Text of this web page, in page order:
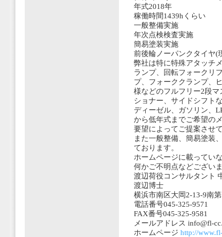
年式2018年
稼働時間1439hくらい
一般整備実施
年次点検検査実施
簡易塗装実施
前後輪ノーパンクタイヤ(
弊社は特に特殊アタッチ
ランプ、回転フォークリ
プ、フォーククランプ、
様などのフルフリー2段
ショナー、サイドシフト
ディーゼル、ガソリン、
から低年式までご希望の
要望によってご提案させ
また一般整備、簡易塗装
ております。
ホームページに載ってい
何かご不明点などござい
渡辺荷役コンサルタント
渡辺博士
横浜市南区大岡2-13-9南
電話番号045-325-9571
FAX番号045-325-9581
メールアドレス info@fl-
ホームページ http://